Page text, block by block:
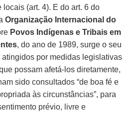
locais (art. 4). E do art. 6 do
Organização Internacional do
Povos Indígenas e Tribais em
, do ano de 1989, surge o seu
por medidas legislativas
possam afetá-los diretamente,
sido consultados “de boa fé e
às circunstâncias”, para
prévio, livre e